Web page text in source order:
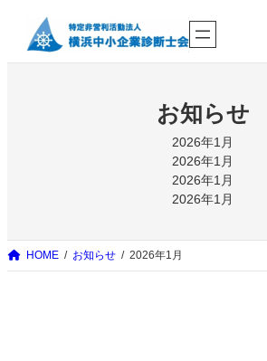
を
お知らせ
2026年1月
2026年1月
2026年1月
2026年1月
HOME お知らせ 2026年1月